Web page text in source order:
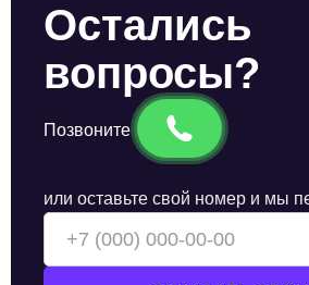
Остались
вопросы?
Позвоните
или оставьте свой номер и мы